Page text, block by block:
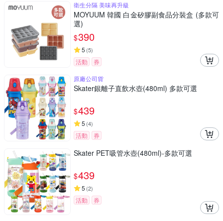
衛生分隔 美味再升級
MOYUUM 韓國 白金矽膠副食品分裝盒 (多款可
選)
$390
5 (5)
活動
券
原廠公司貨
Skater銀離子直飲水壺(480ml) 多款可選
$439
5 (4)
活動 券
Skater PET吸管水壺(480ml)-多款可選
$439
5 (2)
活動 券